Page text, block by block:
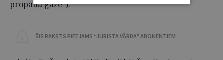
propāna gāze”).
ŠIS RAKSTS PIEEJAMS “JURISTA VĀRDA” ABONENTIEM